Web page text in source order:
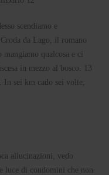
scendiamo e
da Lago, il romano
mangiamo qualcosa e ci
in mezzo al bosco. 13
In sei km cado sei volte,
allucinazioni, vedo
luce di condomini che non